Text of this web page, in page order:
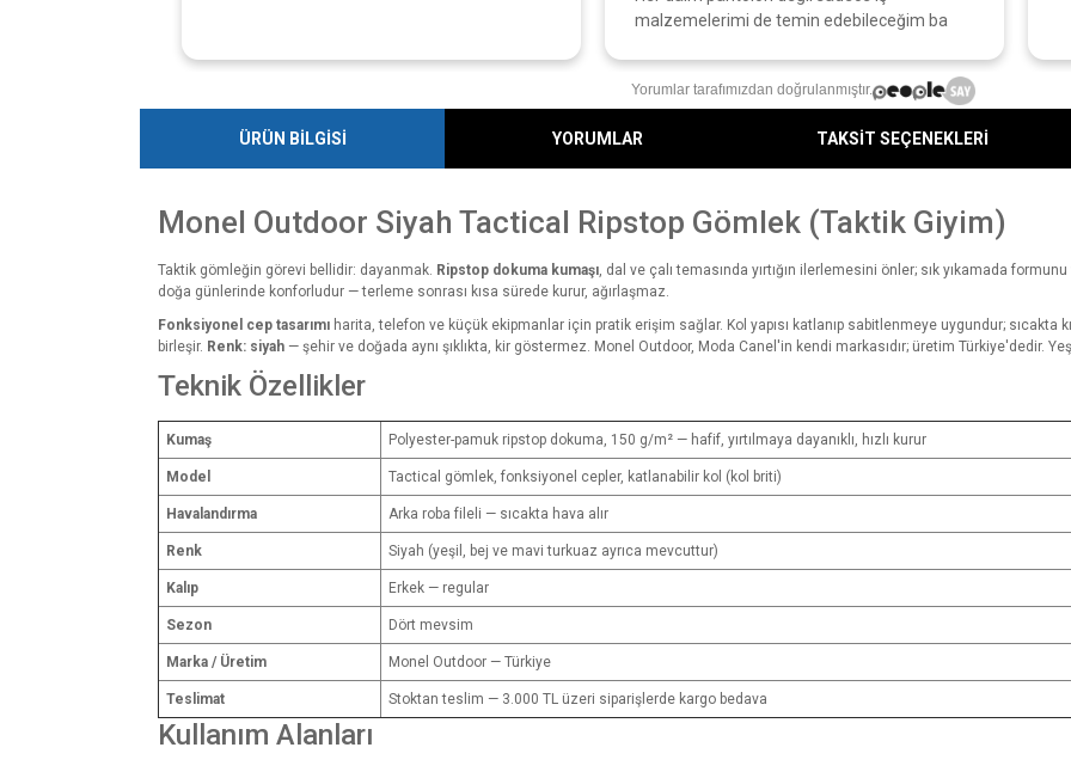
malzemelerimi de temin edebileceğim ba
Yorumlar tarafımızdan doğrulanmıştır.
ÜRÜN BİLGİSİ YORUMLAR TAKSİT SEÇENEKLERİ
Monel Outdoor Siyah Tactical Ripstop Gömlek (Taktik Giyim)
Taktik gömleğin görevi bellidir: dayanmak. Ripstop dokuma kumaşı, dal ve çalı temasında yırtığın ilerlemesini önler; sık yıkamada
doğa günlerinde konforludur — terleme sonrası kısa sürede kurur, ağırlaşmaz.
Fonksiyonel cep tasarımı harita, telefon ve küçük ekipmanlar için pratik erişim sağlar. Kol yapısı katlanıp sabitlenmeye uygundur;
birleşir. Renk: siyah — şehir ve doğada aynı şıklıkta, kir göstermez. Monel Outdoor, Moda Canel'in kendi markasıdır; üretim Türkiye'dedir.
Teknik Özellikler
Kumaş Polyester-pamuk ripstop dokuma, 150 g/m² — hafif, yırtılmaya dayanıklı, hızlı kurur
Model Tactical gömlek, fonksiyonel cepler, katlanabilir kol (kol briti)
Havalandırma Arka roba fileli — sıcakta hava alır
Renk Siyah (yeşil, bej ve mavi turkuaz ayrıca mevcuttur)
Kalıp Erkek — regular
Sezon Dört mevsim
Marka / Üretim Monel Outdoor — Türkiye
Teslimat Stoktan teslim — 3.000 TL üzeri siparişlerde kargo bedava
Kullanım Alanları